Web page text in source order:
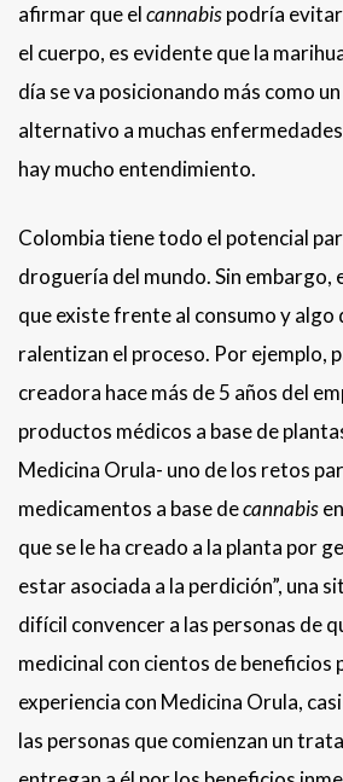
afirmar que elcannabispodría
el cuerpo, es evidente que la
día se va posicionando más como
alternativo a muchas
hay mucho entendimiento.
Colombia tiene todo el potencial
droguería del mundo. Sin embargo,
que existe frente al consumo y algo
ralentizan el proceso. Por ejemplo,
creadora hace más de 5 años del
productos médicos a base de
Medicina Orula- uno de los retos
medicamentos a base decannabis
que se le ha creado a la planta por
estar asociada a la perdición”, una
difícil convencer a las personas de
medicinal con cientos de beneficios
experiencia con Medicina Orula,
las personas que comienzan un